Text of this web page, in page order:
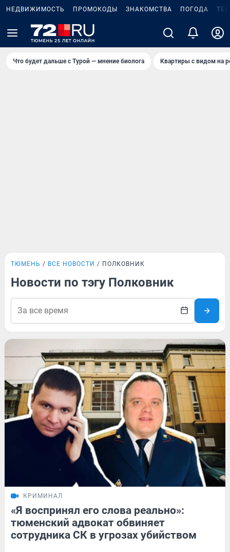
НЕДВИЖИМОСТЬ ПРОМОКОДЫ ЗНАКОМСТВА ПОГОДА
Что будет дальше с Турой — мнение биолога Квартиры с видом на
ТЮМЕНЬ ВСЕ НОВОСТИ ПОЛКОВНИК
Новости по тэгу Полковник
КРИМИНАЛ
«Я воспринял его слова реально»:
тюменский адвокат обвиняет
сотрудника СК в угрозах убийством